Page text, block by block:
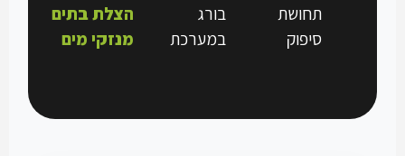
תחושת
סיפוק
בורג
במערכת
הצלת בתים
מנזקי מים